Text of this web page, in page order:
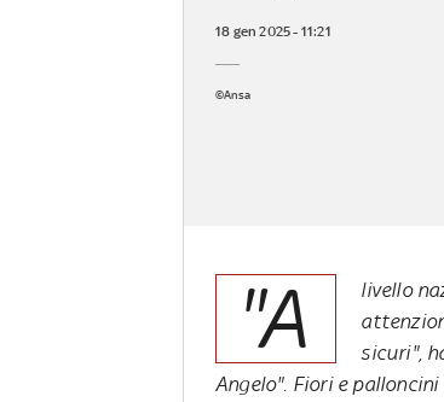
18 gen 2025 - 11:21
©Ansa
"A
livello
sicuri",
Angelo". Fiori e